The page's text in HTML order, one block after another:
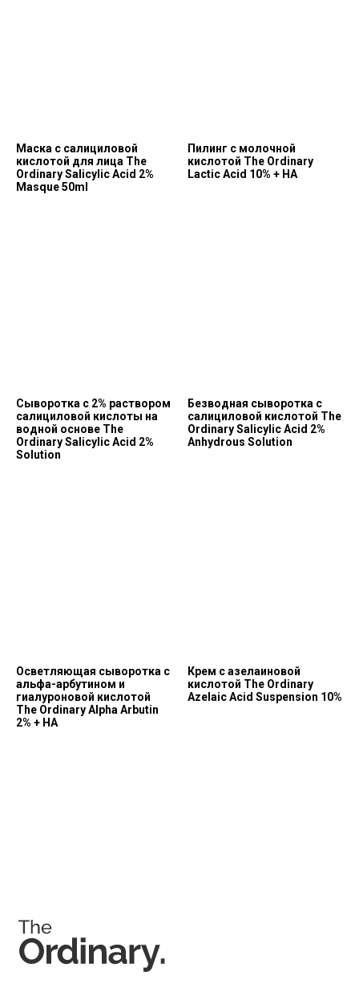
Маска с салициловой
кислотой для лица The
Ordinary Salicylic Acid 2%
Masque 50ml
Пилинг с молочной
кислотой The Ordinary
Lactic Acid 10% + HA
Сыворотка с 2% раствором
салициловой кислоты на
водной основе The
Ordinary Salicylic Acid 2%
Solution
Безводная сыворотка с
салициловой кислотой The
Ordinary Salicylic Acid 2%
Anhydrous Solution
Осветляющая сыворотка с
альфа-арбутином и
гиалуроновой кислотой
The Ordinary Alpha Arbutin
2% + HA
Крем с азелаиновой
кислотой The Ordinary
Azelaic Acid Suspension 10%
Позвонить и написать нам
Instagram является запрещённой экстремистской
организацией на территории РФ.